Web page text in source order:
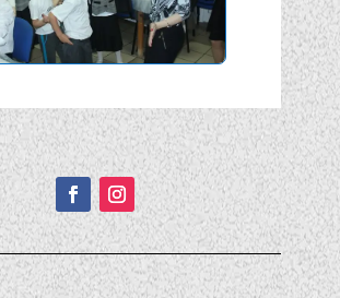
Подписывайтесь!